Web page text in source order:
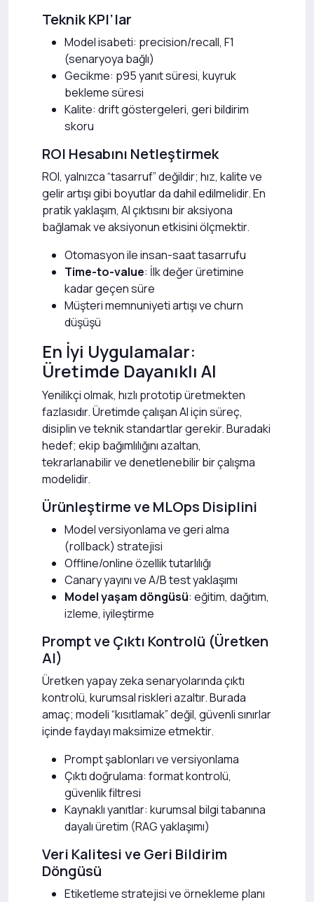
Teknik KPI’lar
Model isabeti: precision/recall, F1
(senaryoya bağlı)
Gecikme: p95 yanıt süresi, kuyruk
bekleme süresi
Kalite: drift göstergeleri, geri bildirim
skoru
ROI Hesabını Netleştirmek
ROI, yalnızca “tasarruf” değildir; hız, kalite ve
gelir artışı gibi boyutlar da dahil edilmelidir. En
pratik yaklaşım, AI çıktısını bir aksiyona
bağlamak ve aksiyonun etkisini ölçmektir.
Otomasyon ile insan-saat tasarrufu
Time-to-value: İlk değer üretimine
kadar geçen süre
Müşteri memnuniyeti artışı ve churn
düşüşü
En İyi Uygulamalar:
Üretimde Dayanıklı AI
Yenilikçi olmak, hızlı prototip üretmekten
fazlasıdır. Üretimde çalışan AI için süreç,
disiplin ve teknik standartlar gerekir. Buradaki
hedef; ekip bağımlılığını azaltan,
tekrarlanabilir ve denetlenebilir bir çalışma
modelidir.
Ürünleştirme ve MLOps Disiplini
Model versiyonlama ve geri alma
(rollback) stratejisi
Offline/online özellik tutarlılığı
Canary yayını ve A/B test yaklaşımı
Model yaşam döngüsü: eğitim, dağıtım,
izleme, iyileştirme
Prompt ve Çıktı Kontrolü (Üretken
AI)
Üretken yapay zeka senaryolarında çıktı
kontrolü, kurumsal riskleri azaltır. Burada
amaç; modeli “kısıtlamak” değil, güvenli sınırlar
içinde faydayı maksimize etmektir.
Prompt şablonları ve versiyonlama
Çıktı doğrulama: format kontrolü,
güvenlik filtresi
Kaynaklı yanıtlar: kurumsal bilgi tabanına
dayalı üretim (RAG yaklaşımı)
Veri Kalitesi ve Geri Bildirim
Döngüsü
Etiketleme stratejisi ve örnekleme planı